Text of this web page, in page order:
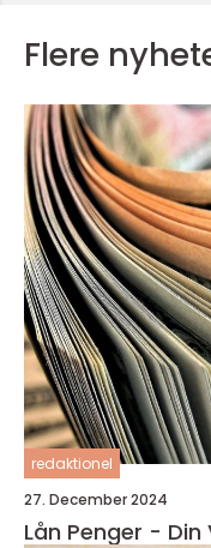
Flere
redaktionel
27. December 2024
Lån Penger -